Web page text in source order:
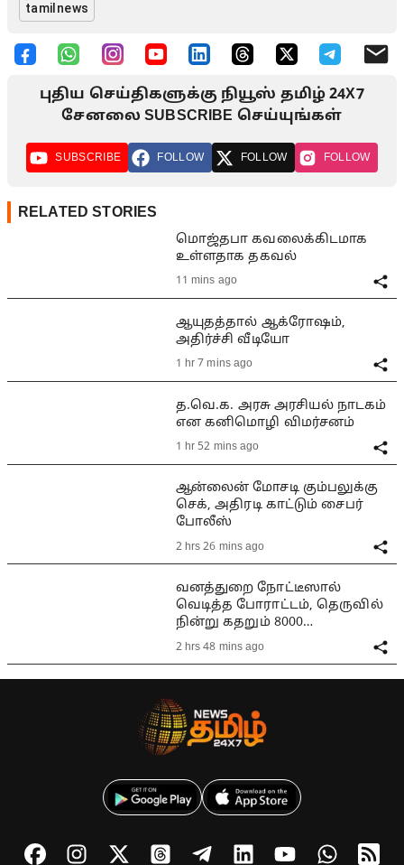
tamilnews
புதிய செய்திகளுக்கு நியூஸ் தமிழ் 24X7
சேனலை SUBSCRIBE செய்யுங்கள்
SUBSCRIBE FOLLOW FOLLOW FOLLOW
RELATED STORIES
மொஜ்தபா கவலைக்கிடமாக
உள்ளதாக தகவல்
11 mins ago
ஆயுதத்தால் ஆக்ரோஷம்,
அதிர்ச்சி வீடியோ
1 hr 7 mins ago
த.வெ.க. அரசு அரசியல் நாடகம்
என கனிமொழி விமர்சனம்
1 hr 52 mins ago
ஆன்லைன் மோசடி கும்பலுக்கு
செக், அதிரடி காட்டும் சைபர்
போலீஸ்
2 hrs 26 mins ago
வனத்துறை நோட்டீஸால்
வெடித்த போராட்டம், தெருவில்
நின்று கதறும் 8000
குடும்பங்கள்
2 hrs 48 mins ago